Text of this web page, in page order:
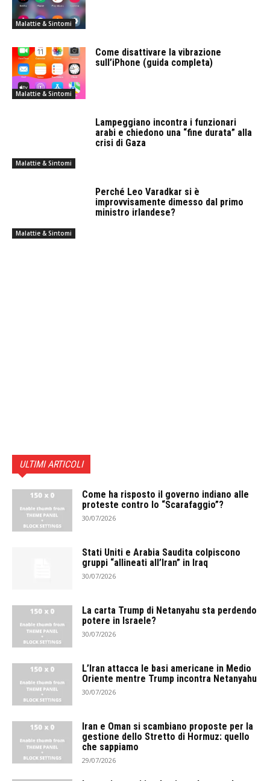
Malattie & Sintomi
Malattie & Sintomi
Come disattivare la vibrazione
sull’iPhone (guida completa)
Malattie & Sintomi
Lampeggiano incontra i funzionari
arabi e chiedono una “fine durata” alla
crisi di Gaza
Malattie & Sintomi
Perché Leo Varadkar si è
improvvisamente dimesso dal primo
ministro irlandese?
ULTIMI ARTICOLI
Come ha risposto il governo indiano alle
proteste contro lo “Scarafaggio”?
30/07/2026
Stati Uniti e Arabia Saudita colpiscono
gruppi “allineati all’Iran” in Iraq
30/07/2026
La carta Trump di Netanyahu sta perdendo
potere in Israele?
30/07/2026
L’Iran attacca le basi americane in Medio
Oriente mentre Trump incontra Netanyahu
30/07/2026
Iran e Oman si scambiano proposte per la
gestione dello Stretto di Hormuz: quello
che sappiamo
29/07/2026